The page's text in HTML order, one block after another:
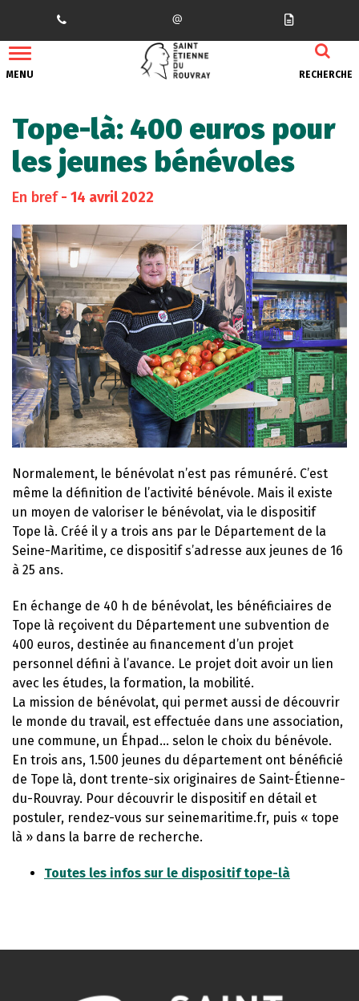
MENU RECHERCHE
Tope-là: 400 euros pour
les jeunes bénévoles
En bref- 14 avril 2022
Normalement, le bénévolat n’est pas rémunéré. C’est
même la définition de l’activité bénévole. Mais il existe
un moyen de valoriser le bénévolat, via le dispositif
Tope là. Créé il y a trois ans par le Département de la
Seine-Maritime, ce dispositif s’adresse aux jeunes de 16
à 25 ans.
En échange de 40 h de bénévolat, les bénéficiaires de
Tope là reçoivent du Département une subvention de
400 euros, destinée au financement d’un projet
personnel défini à l’avance. Le projet doit avoir un lien
avec les études, la formation, la mobilité.
La mission de bénévolat, qui permet aussi de découvrir
le monde du travail, est effectuée dans une association,
une commune, un Éhpad… selon le choix du bénévole.
En trois ans, 1.500 jeunes du département ont bénéficié
de Tope là, dont trente-six originaires de Saint-Étienne-
du-Rouvray. Pour découvrir le dispositif en détail et
postuler, rendez-vous sur seinemaritime.fr, puis « tope
là » dans la barre de recherche.
Toutes les infos sur le dispositif tope-là